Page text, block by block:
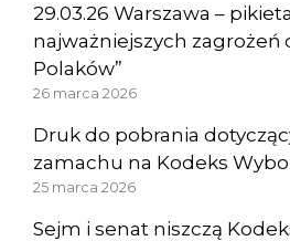
29.03.26 Warszawa –
najważniejszych zagrożeń
Polaków”
26 marca 2026
Druk do pobrania
zamachu na Kodeks
25 marca 2026
Sejm i senat niszczą